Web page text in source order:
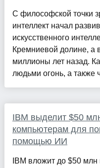
С философской точки
интеллект начал
искусственного
Кремниевой долине, а
миллионы лет назад.
людьми огонь, а также
IBM выделит $50
компьютерам для
помощью ИИ
IBM вложит до $50